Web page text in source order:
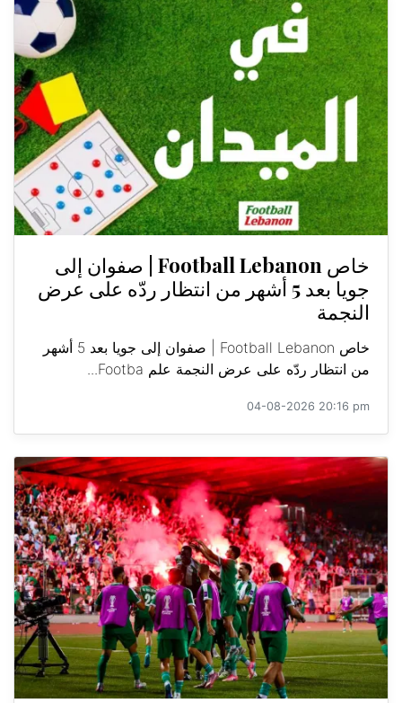
خاص Football Lebanon | صفوان إلى
جويا بعد 5 أشهر من انتظار ردّه على عرض
النجمة
خاص Football Lebanon | صفوان إلى جويا بعد 5 أشهر
من انتظار ردّه على عرض النجمة علم Footba...
04-08-2026 20:16 pm